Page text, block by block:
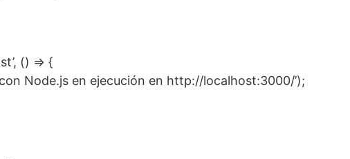
() => {
Node.js en ejecución en http://localhost:3000/’);